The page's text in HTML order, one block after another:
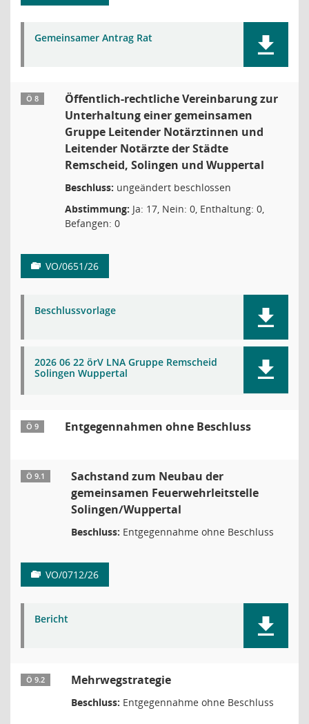
Gemeinsamer Antrag Rat
Ö 8
Öffentlich-rechtliche Vereinbarung zur
Unterhaltung einer gemeinsamen
Gruppe Leitender Notärztinnen und
Leitender Notärzte der Städte
Remscheid, Solingen und Wuppertal
Beschluss: ungeändert beschlossen
Abstimmung: Ja: 17, Nein: 0, Enthaltung: 0,
Befangen: 0
VO/0651/26
Beschlussvorlage
2026 06 22 örV LNA Gruppe Remscheid
Solingen Wuppertal
Ö 9 Entgegennahmen ohne Beschluss
Ö 9.1
Sachstand zum Neubau der
gemeinsamen Feuerwehrleitstelle
Solingen/Wuppertal
Beschluss: Entgegennahme ohne Beschluss
VO/0712/26
Bericht
Ö 9.2 Mehrwegstrategie
Beschluss: Entgegennahme ohne Beschluss